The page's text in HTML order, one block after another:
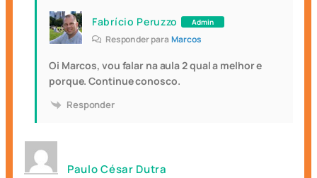
Fabrício Peruzzo Admin
Responder paraMarcos
Oi Marcos, vou falar na aula 2 qual a melhor e
porque. Continue conosco.
Responder
Paulo César Dutra